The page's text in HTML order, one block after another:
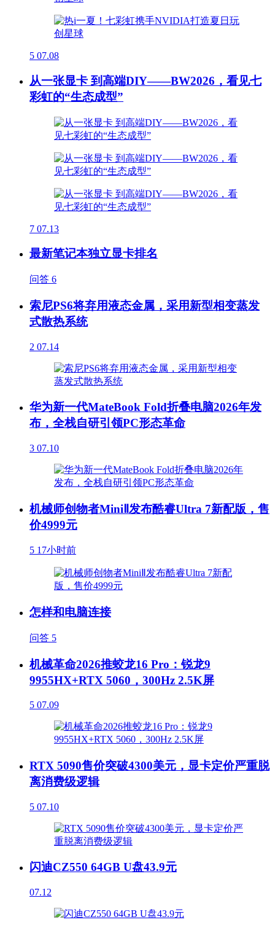
5 07.08
从一张显卡 到高端DIY——BW2026，看见七
彩虹的“生态成型”
7 07.13
最新笔记本独立显卡排名
问答 6
索尼PS6将弃用液态金属，采用新型相变蒸发
式散热系统
2 07.14
华为新一代MateBook Fold折叠电脑2026年发
布，全栈自研引领PC形态革命
3 07.10
机械师创物者MiniⅡ发布酷睿Ultra 7新配版，售
价4999元
5 17小时前
怎样和电脑连接
问答 5
机械革命2026推蛟龙16 Pro：锐龙9
9955HX+RTX 5060，300Hz 2.5K屏
5 07.09
RTX 5090售价突破4300美元，显卡定价严重脱
离消费级逻辑
5 07.10
闪迪CZ550 64GB U盘43.9元
07.12